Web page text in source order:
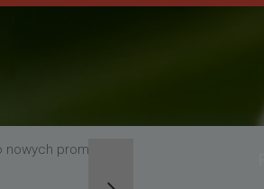
promocjach,